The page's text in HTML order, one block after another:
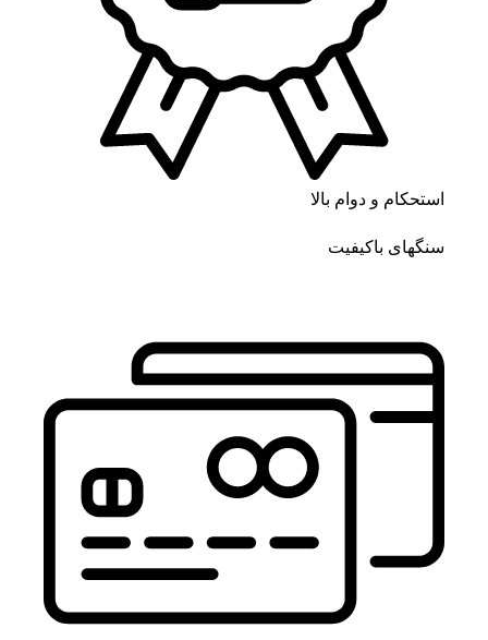
استحکام و دوام بالا
سنگهای باکیفیت